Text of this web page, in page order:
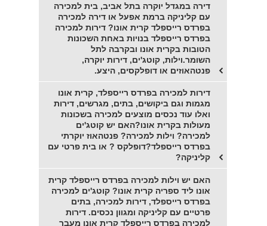
דירה במגדל יוקרה בתל אביב, בית למכירה
עם קליניקה ברמת אפעל או דירה למכירה
בפרדס רייספלד קרית אונו? דירות למכירה
בפרדס רייספלד בנויות באחת השכונות
הטובות בקרית אונו ובקרבה לתל
השומר.וילות, קוטג'ים, דירות יוקרה,
פנטהאוזים או דופלקסים, היצע.
דירות למכירה בפרדס רייספלד, קרית אונו
מגמות וגם ביקושים, בתים, מגרשים, דירות
ואלו עוד נכסים מוצעים למכירה בשכונות
מעולות בקרית אונו?האם יש קוטג'ים
למכירה? וילות למכירה? פנטהאוז יוקרתי
בפרדס רייספלד?דופלקס ? או בית פרטי עם
קליניקה?
האם יש וילות למכירה בפרדס רייספלד קרית
אונו ליד ספריה קרית אונו? קוטג'ים למכירה
בפרדס רייספלד, דירות למכירה, בתים
פרטיים עם קליניקה ומגוון נכסים. דירות
למכירה בפרדס רייספלד קרית אונו מעבר